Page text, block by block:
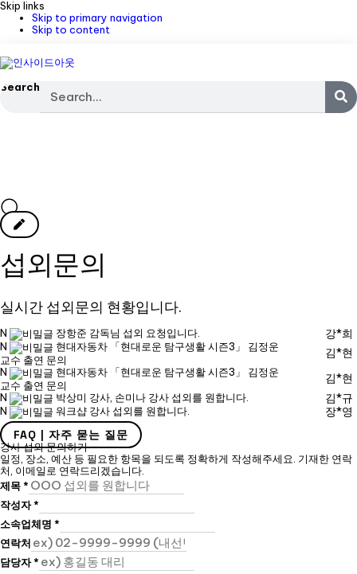
Skip links
Skip to primary navigation
Skip to content
Search
섭외문의
실시간 섭외문의 현황입니다.
N 장항준 감독님 섭외 요청입니다. 강*희
N
현대자동차 「현대로운 탐구생활 시즌3」 김정운
교수 출연 문의
김*현
N
현대자동차 「현대로운 탐구생활 시즌3」 김정운
교수 출연 문의
김*현
N 박상미 강사, 손미나 강사 섭외를 원합니다. 김*규
N 워크샵 강사 섭외를 원합니다.
장*영
FAQ | 자주 묻는 질문
강사 섭외 문의하기
일정, 장소, 예산 등 필요한 항목을 되도록 정확하게 작성해주세요. 기재한 연락
처, 이메일로 연락드리겠습니다.
제목*
작성자*
소속업체명 *
연락처
담당자*